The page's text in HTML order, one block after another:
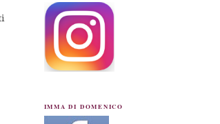
IMMA DI DOMENICO